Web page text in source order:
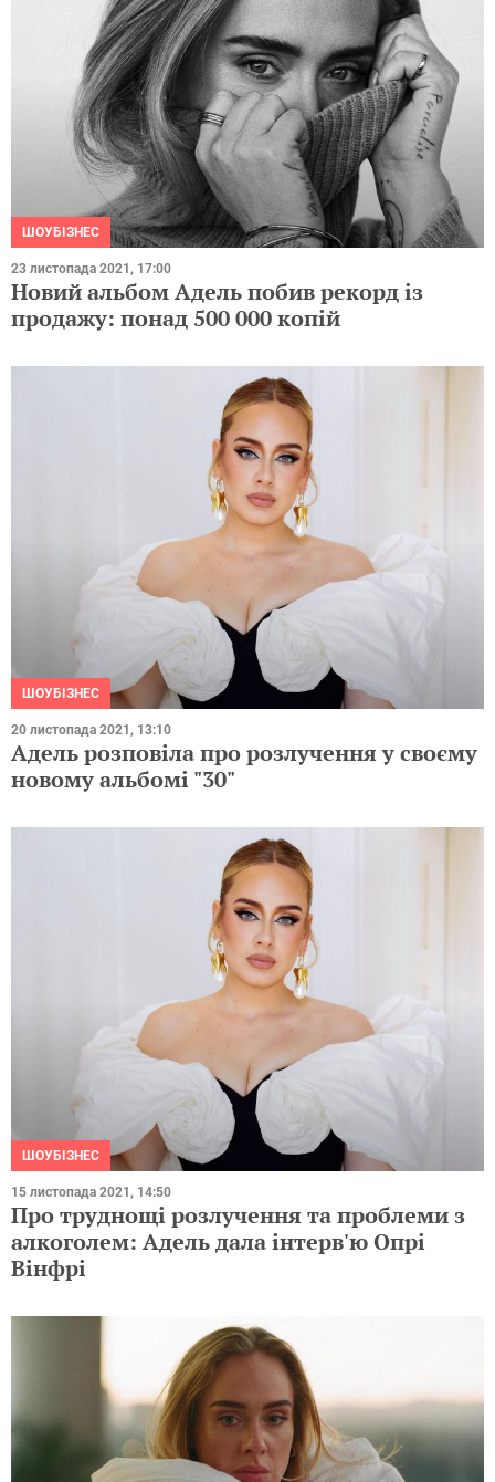
ШОУБІЗНЕС
23 листопада 2021, 17:00
Новий альбом Адель побив рекорд із
продажу: понад 500 000 копій
ШОУБІЗНЕС
20 листопада 2021, 13:10
Адель розповіла про розлучення у своєму
новому альбомі "30"
ШОУБІЗНЕС
15 листопада 2021, 14:50
Про труднощі розлучення та проблеми з
алкоголем: Адель дала інтерв'ю Опрі
Вінфрі